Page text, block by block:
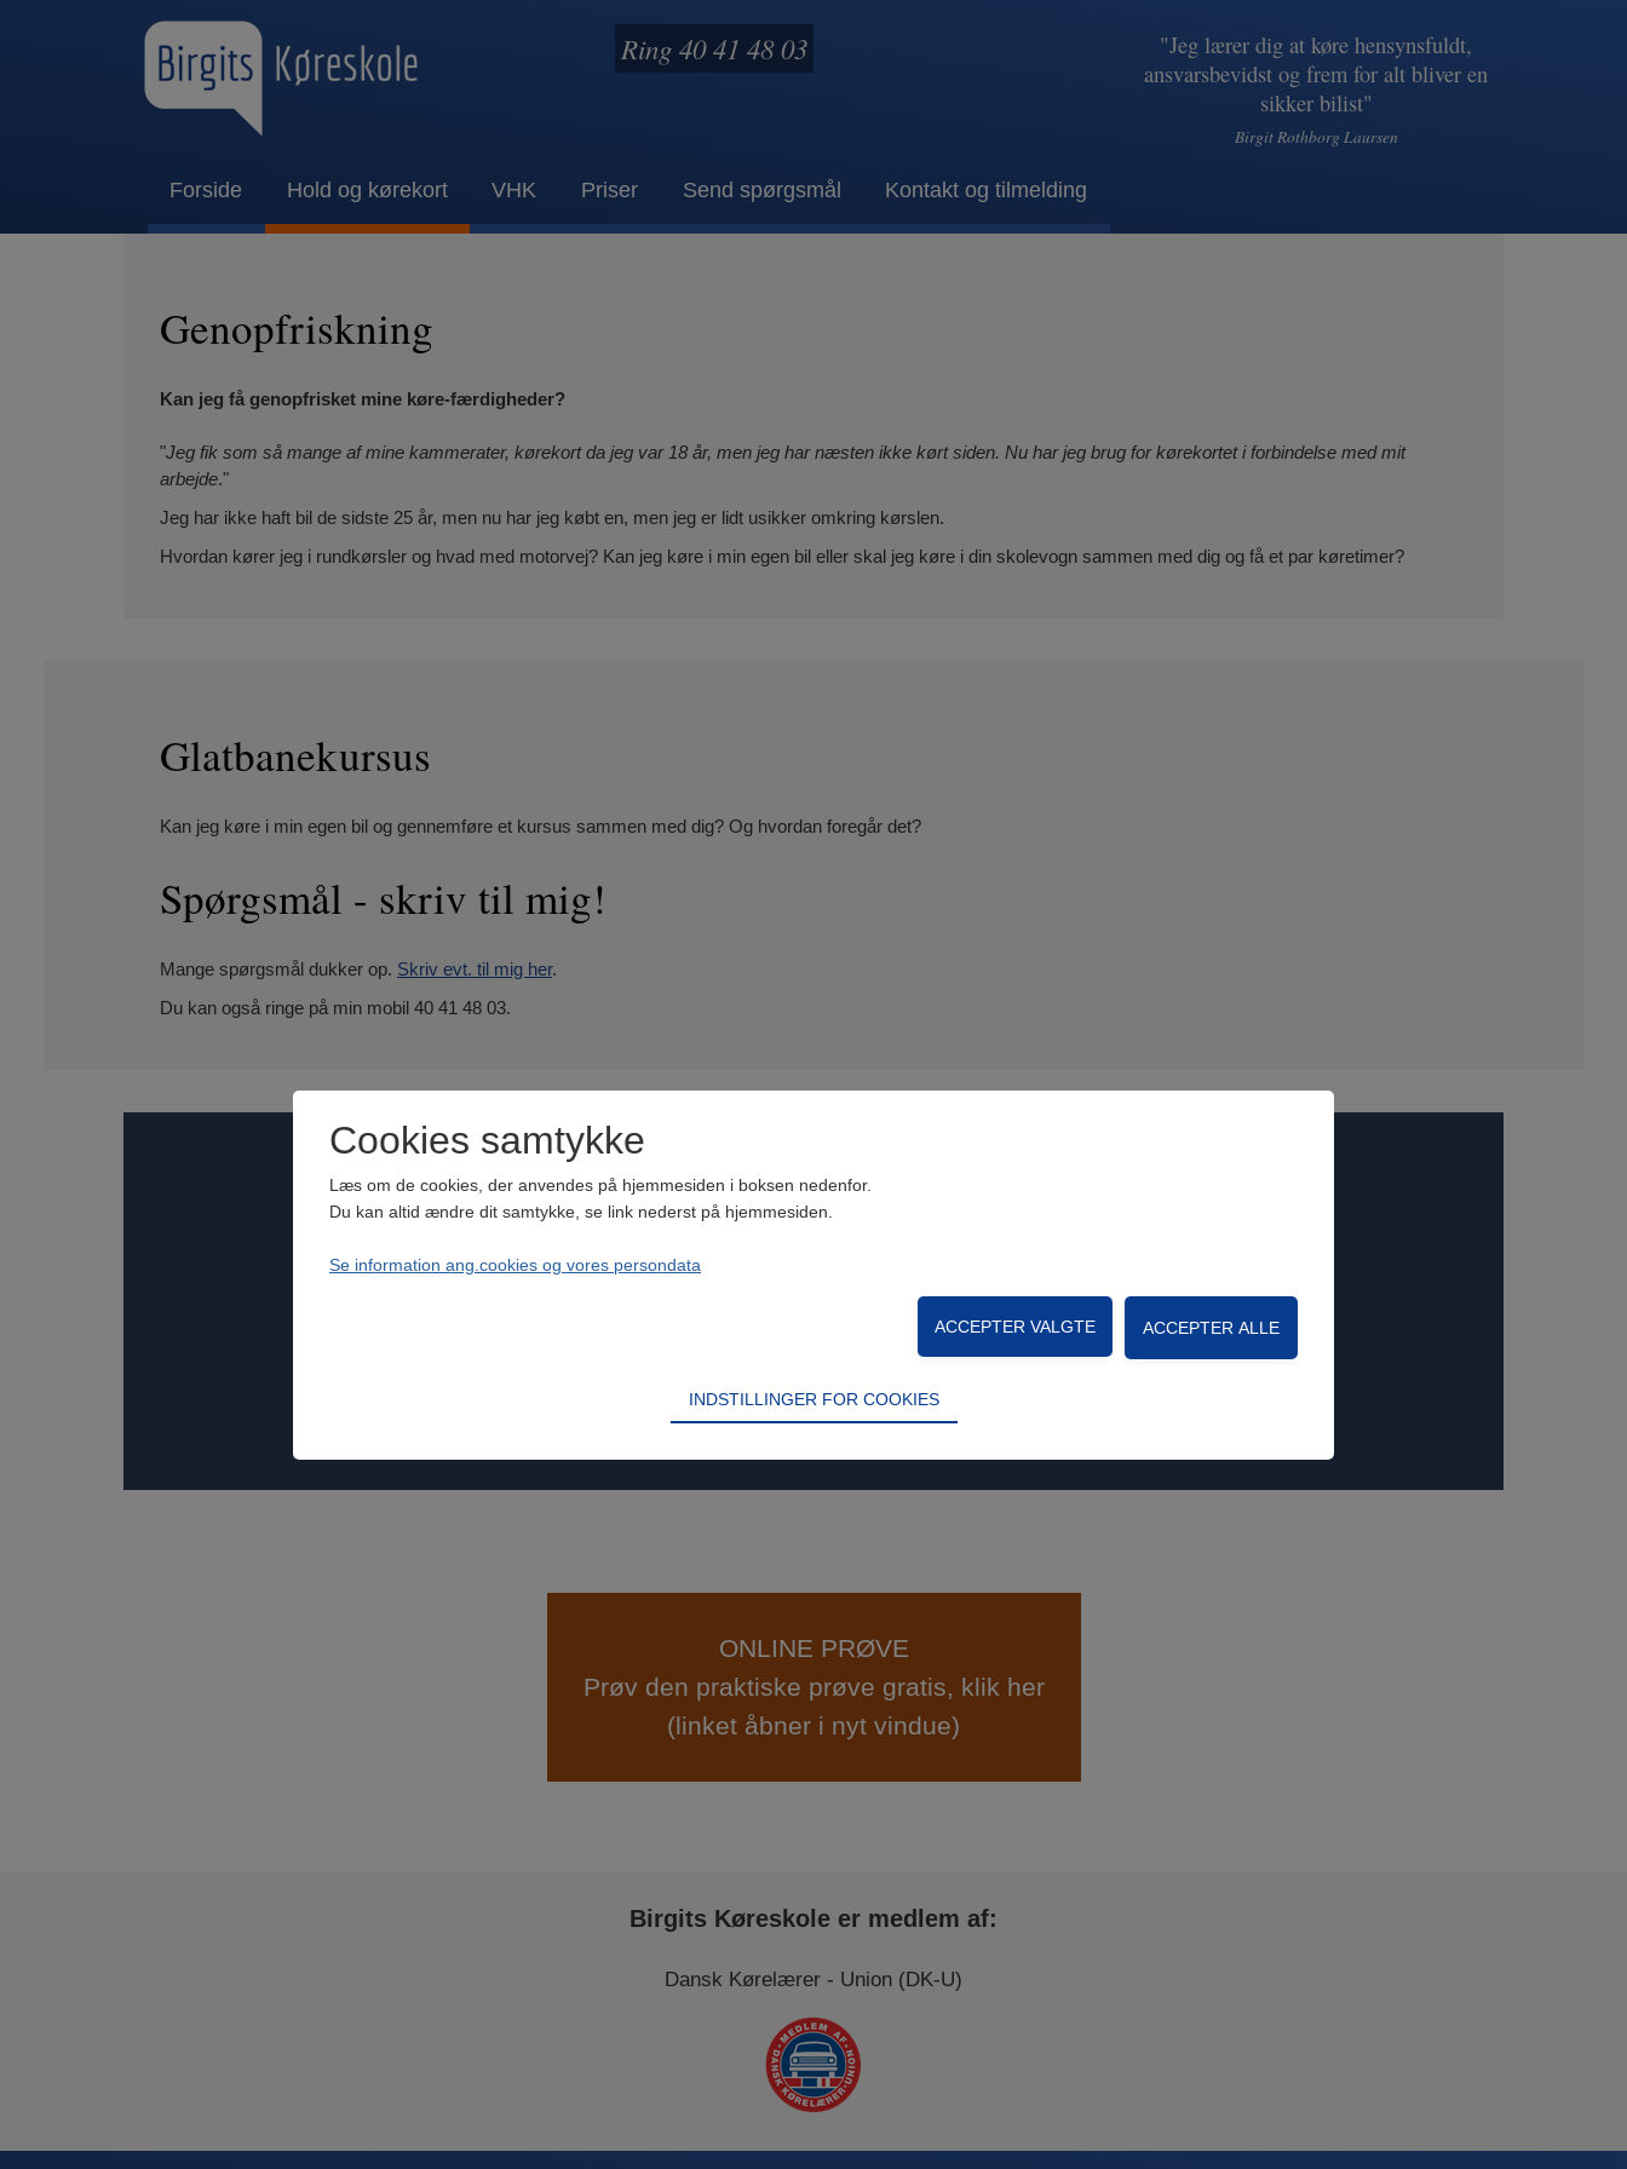
Ring 40 41 48 03
"Jeg lærer dig at køre hensynsfuldt,
ansvarsbevidst og frem for alt bliver en
sikker bilist"
Birgit Rothborg Laursen
Forside Hold og kørekort VHK Priser Send spørgsmål Kontakt og tilmelding
Genopfriskning
Kan jeg få genopfrisket mine køre-færdigheder?
"Jeg fik som så mange af mine kammerater, kørekort da jeg var 18 år, men jeg har næsten ikke kørt siden. Nu har jeg brug for kørekortet i forbindelse med mit
arbejde."
Jeg har ikke haft bil de sidste 25 år, men nu har jeg købt en, men jeg er lidt usikker omkring kørslen.
Hvordan kører jeg i rundkørsler og hvad med motorvej? Kan jeg køre i min egen bil eller skal jeg køre i din skolevogn sammen med dig og få et par køretimer?
Glatbanekursus
Kan jeg køre i min egen bil og gennemføre et kursus sammen med dig? Og hvordan foregår det?
Spørgsmål - skriv til mig!
Mange spørgsmål dukker op. Skriv evt. til mig her.
Du kan også ringe på min mobil 40 41 48 03.
Tilmelding til teorihold
Du kan tilmelde dig teorihold hos Birgits køreskole her.
ONLINE PRØVE
Prøv den praktiske prøve gratis, klik her
(linket åbner i nyt vindue)
Birgits Køreskole er medlem af:
Dansk Kørelærer - Union (DK-U)
Cookies samtykke
Læs om de cookies, der anvendes på hjemmesiden i boksen nedenfor.
Du kan altid ændre dit samtykke, se link nederst på hjemmesiden.
Se information ang.cookies og vores persondata
Nødvendige cookies. Bliver brugt til at opretholde driften af websitet, uden disse vil funktionalitet på websitet ikke fungere.
INDSTILLINGER FOR COOKIES